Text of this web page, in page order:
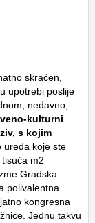
skraćen,
upotrebi poslije
nedavno,
kulturni
s kojim
ureda koje ste
m2
Gradska
polivalentna
kongresna
Jednu takvu